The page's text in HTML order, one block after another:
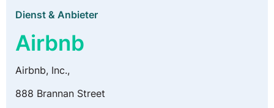
Dienst & Anbieter
Airbnb
Airbnb, Inc.,
888 Brannan Street